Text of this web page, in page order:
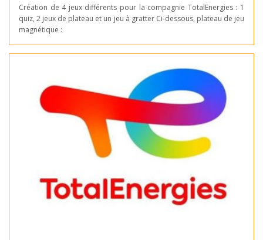
Création de 4 jeux différents pour la compagnie TotalEnergies : 1
quiz, 2 jeux de plateau et un jeu à gratter Ci-dessous, plateau de jeu
magnétique :